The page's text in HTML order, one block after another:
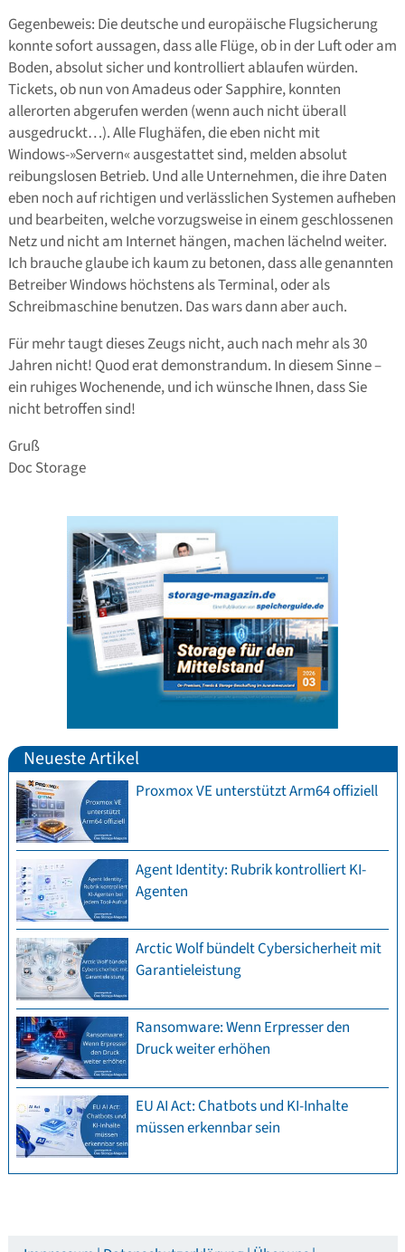
Gegenbeweis: Die deutsche und europäische Flugsicherung
konnte sofort aussagen, dass alle Flüge, ob in der Luft oder am
Boden, absolut sicher und kontrolliert ablaufen würden.
Tickets, ob nun von Amadeus oder Sapphire, konnten
allerorten abgerufen werden (wenn auch nicht überall
ausgedruckt…). Alle Flughäfen, die eben nicht mit
Windows-»Servern« ausgestattet sind, melden absolut
reibungslosen Betrieb. Und alle Unternehmen, die ihre Daten
eben noch auf richtigen und verlässlichen Systemen aufheben
und bearbeiten, welche vorzugsweise in einem geschlossenen
Netz und nicht am Internet hängen, machen lächelnd weiter.
Ich brauche glaube ich kaum zu betonen, dass alle genannten
Betreiber Windows höchstens als Terminal, oder als
Schreibmaschine benutzen. Das wars dann aber auch.
Für mehr taugt dieses Zeugs nicht, auch nach mehr als 30
Jahren nicht! Quod erat demonstrandum. In diesem Sinne –
ein ruhiges Wochenende, und ich wünsche Ihnen, dass Sie
nicht betroffen sind!
Gruß
Doc Storage
Neueste Artikel
Proxmox VE unterstützt Arm64 offiziell
Agent Identity: Rubrik kontrolliert KI-
Agenten
Arctic Wolf bündelt Cybersicherheit mit
Garantieleistung
Ransomware: Wenn Erpresser den
Druck weiter erhöhen
EU AI Act: Chatbots und KI-Inhalte
müssen erkennbar sein